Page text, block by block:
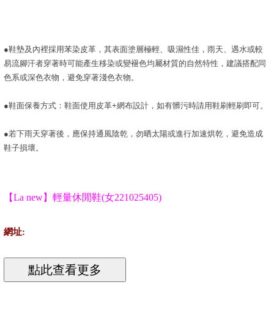
●鞋墊及內裡採用苯染皮革，其表面塗層極輕、吸濕性佳，雨天、遇水或較
易流腳汗者穿著時可能產生移染或變褪色均屬材質的自然特性，建議搭配同
色系或深色衣物，避免穿著淺色衣物。
●鞋面保養方式：鞋面使用皮革+網布設計，如有髒污時請用鞋刷輕刷即可。
●若下雨天穿著後，應保持通風陰乾，勿晒太陽或進行加速烘乾，避免造成
鞋子損壞。
【La new】輕量休閒鞋(女221025405)
網址: